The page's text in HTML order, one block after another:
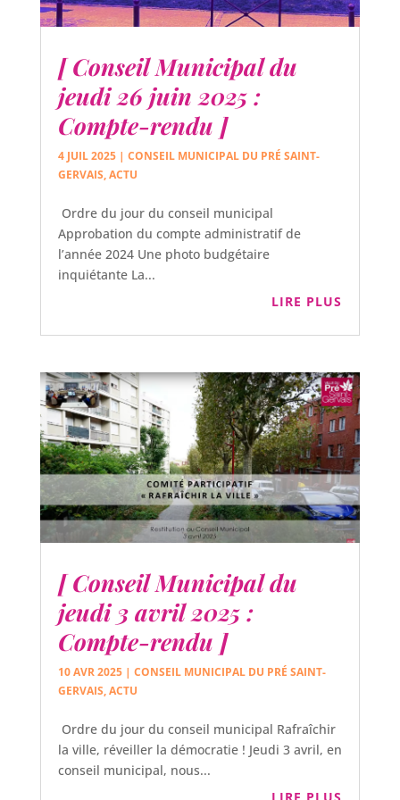
[ Conseil Municipal du
jeudi 26 juin 2025 :
Compte-rendu ]
4 JUIL 2025| CONSEIL MUNICIPAL DU PRÉ SAINT-
GERVAIS,ACTU
Ordre du jour du conseil municipal
Approbation du compte administratif de
l’année 2024 Une photo budgétaire
inquiétante La...
LIRE PLUS
[ Conseil Municipal du
jeudi 3 avril 2025 :
Compte-rendu ]
10 AVR 2025| CONSEIL MUNICIPAL DU PRÉ SAINT-
GERVAIS,ACTU
Ordre du jour du conseil municipal Rafraîchir
la ville, réveiller la démocratie ! Jeudi 3 avril, en
conseil municipal, nous...